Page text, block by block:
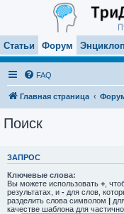
Статьи Форум
FAQ
Главная страница
Поиск
ЗАПРОС
Ключевые слова:
Вы можете использовать + ,
результатах, и - для слов,
разделить слова символом |
качестве шаблона для